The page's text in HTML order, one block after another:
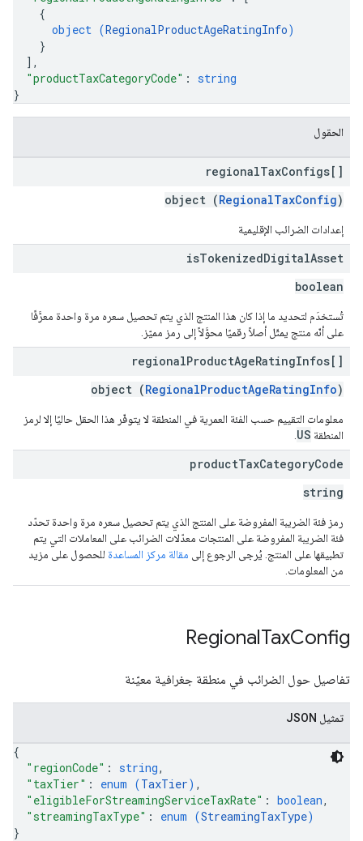
{
object (RegionalProductAgeRatingInfo)
}
] ,
"productTaxCategoryCode" : string
}
الحقول
regionalTaxConfigs[]
object (RegionalTaxConfig)
إعدادات الضرائب الإقليمية
isTokenizedDigitalAsset
boolean
تُستخدَم لتحديد ما إذا كان هذا المنتج الذي يتم تحصيل سعره مرة واحدة معرَّفًا
على أنّه منتج يمثّل أصلاً رقميًا محوَّلاً إلى رمز مميّز.
regionalProductAgeRatingInfos[]
object (RegionalProductAgeRatingInfo)
معلومات التقييم حسب الفئة العمرية في المنطقة لا يتوفّر هذا الحقل حاليًا إلا لرمز
المنطقة US
productTaxCategoryCode
string
رمز فئة الضريبة المفروضة على المنتج الذي يتم تحصيل سعره مرة واحدة تحدّد
فئة الضريبة المفروضة على المنتجات معدّلات الضرائب على المعاملات التي يتم
تطبيقها على المنتج. يُرجى الرجوع إلى مقالة مركز المساعدة للحصول على مزيد
من المعلومات.
RegionalTaxConfig
تفاصيل حول الضرائب في منطقة جغرافية معيّنة
تمثيل JSON
{
"regionCode" : string,
"taxTier" : enum (TaxTier) ,
"eligibleForStreamingServiceTaxRate" : boolean,
"streamingTaxType" : enum (StreamingTaxType)
}